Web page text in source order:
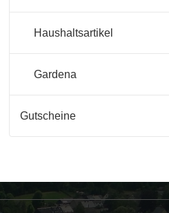
Haushaltsartikel
Gardena
Gutscheine